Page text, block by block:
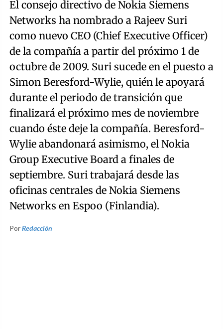
El consejo directivo de Nokia Siemens
Networks ha nombrado a Rajeev Suri
como nuevo CEO (Chief Executive Officer)
de la compañía a partir del próximo 1 de
octubre de 2009. Suri sucede en el puesto a
Simon Beresford-Wylie, quién le apoyará
durante el periodo de transición que
finalizará el próximo mes de noviembre
cuando éste deje la compañía. Beresford-
Wylie abandonará asimismo, el Nokia
Group Executive Board a finales de
septiembre. Suri trabajará desde las
oficinas centrales de Nokia Siemens
Networks en Espoo (Finlandia).
PorRedacción